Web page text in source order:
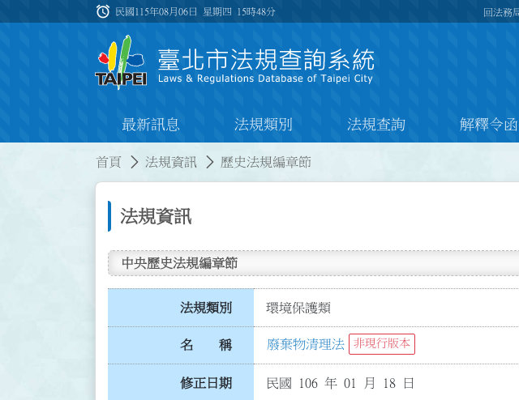
:::
alarm 民國115年08月06日 星期四 15時48分 回法務
最新訊息 法規類別 法規查詢 解釋令函
首頁 法規資訊 歷史法規編章節
法規資訊
中央歷史法規編章節
法規類別 環境保護類
名 稱 廢棄物清理法 非現行版本
修正日期 民國 106 年 01 月 18 日